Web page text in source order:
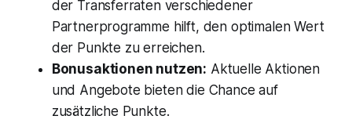
der Transferraten verschiedener
Partnerprogramme hilft, den optimalen Wert
der Punkte zu erreichen.
Bonusaktionen nutzen: Aktuelle Aktionen
und Angebote bieten die Chance auf
zusätzliche Punkte.